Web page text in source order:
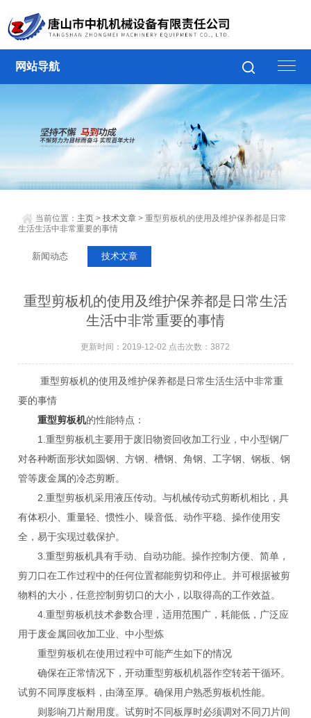
网站导航
当前位置： 主页 >技术文章 > 重型剪板机的使用及维护保养都是日常
生活生活中非常重要的事情
新闻动态 技术文章
重型剪板机的使用及维护保养都是日常生活
生活中非常重要的事情
更新时间：2019-12-02 点击次数：3872
重型剪板机的使用及维护保养都是日常生活生活中非常重
要的事情
重型剪板机的性能特点：
1.重型剪板机主要用于废旧物资回收加工行业，中小型钢厂
对各种断面形状如圆钢、方钢、槽钢、角钢、工字钢、钢板、钢
管等废金属的冷态剪断。
2.重型剪板机采用液压传动。与机械传动式剪断机相比，具
有体积小、重量轻、惯性小、噪音低、动作平稳、操作使用安
全，易于实现过载保护。
3.重型剪板机具有手动、自动功能。操作控制方便、简单，
剪刀口在工作过程中的任何位置都能剪切和停止。并可根据被剪
物料的大小，任意控制剪切口的大小，以取得高的工作效益。
4.重型剪板机技术参数合理，适用范围广，耗能低，广泛应
用于废金属回收加工业、中小型炼
重型剪板机在使用过程中可能产生如下的情况
确保在正常情况下，开动重型剪板机机器作空转若干循环。
试剪不同厚度板料，由薄至厚。确保用户熟悉剪板机性能。
则影响刀片耐用度。试剪时不同板厚时必须调对不同刀片间